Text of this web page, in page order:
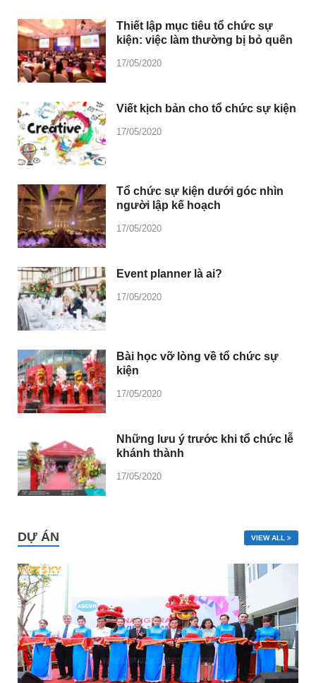
Thiết lập mục tiêu tổ chức sự
kiện: việc làm thường bị bỏ quên
17/05/2020
Viết kịch bản cho tổ chức sự kiện
17/05/2020
Tổ chức sự kiện dưới góc nhìn
người lập kế hoạch
17/05/2020
Event planner là ai?
17/05/2020
Bài học vỡ lòng về tổ chức sự
kiện
17/05/2020
Những lưu ý trước khi tổ chức lễ
khánh thành
17/05/2020
DỰ ÁN VIEW ALL